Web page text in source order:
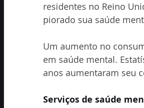
residentes no Reino
piorado sua saúde
Um aumento no
em saúde mental.
anos aumentaram seu
Serviços de saúde